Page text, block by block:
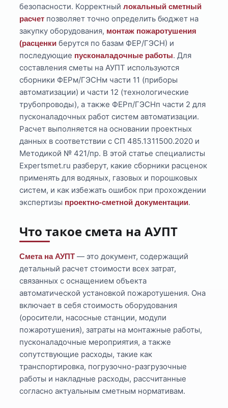
безопасности. Корректныйлокальный сметный
расчет позволяет точно определить бюджет на
закупку оборудования, монтаж пожаротушения
(расценки берутся по базам ФЕР/ГЭСН) и
последующие пусконаладочные работы. Для
составления сметы на АУПТ используются
сборники ФЕРм/ГЭСНм части 11 (приборы
автоматизации) и части 12 (технологические
трубопроводы), а также ФЕРп/ГЭСНп части 2 для
пусконаладочных работ систем автоматизации.
Расчет выполняется на основании проектных
данных в соответствии с СП 485.1311500.2020 и
Методикой № 421/пр. В этой статье специалисты
Expertsmet.ru разберут, какие сборники расценок
применять для водяных, газовых и порошковых
систем, и как избежать ошибок при прохождении
экспертизы проектно-сметной документации.
Что такое смета на АУПТ
Смета на АУПТ — это документ, содержащий
детальный расчет стоимости всех затрат,
связанных с оснащением объекта
автоматической установкой пожаротушения. Она
включает в себя стоимость оборудования
(оросители, насосные станции, модули
пожаротушения), затраты на монтажные работы,
пусконаладочные мероприятия, а также
сопутствующие расходы, такие как
транспортировка, погрузочно-разгрузочные
работы и накладные расходы, рассчитанные
согласно актуальным сметным нормативам.